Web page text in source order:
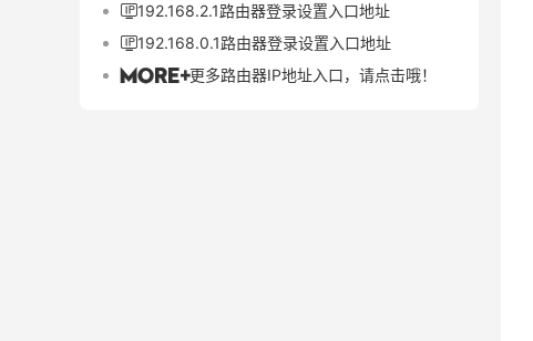
192.168.2.1路由器登录设置入口地址
192.168.0.1路由器登录设置入口地址
更多路由器IP地址入口，请点击哦！